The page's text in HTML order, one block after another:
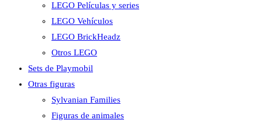
LEGO Películas y series
LEGO Vehículos
LEGO BrickHeadz
Otros LEGO
Sets de Playmobil
Otras figuras
Sylvanian Families
Figuras de animales